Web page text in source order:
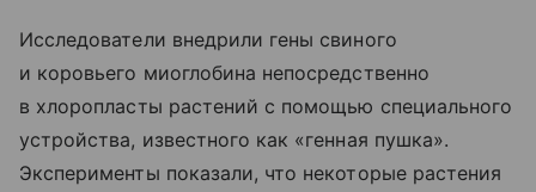
Исследователи внедрили гены свиного
и коровьего миоглобина непосредственно
в хлоропласты растений с помощью специального
устройства, известного как «генная пушка».
Эксперименты показали, что некоторые растения